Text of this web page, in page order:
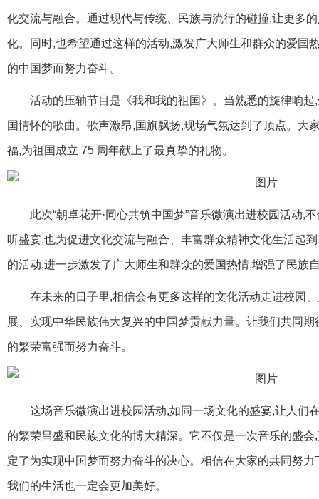
化交流与融合。通过现代与传统、民族与流行的碰撞,让更多
化。同时,也希望通过这样的活动,激发广大师生和群众的爱国
的中国梦而努力奋斗。
活动的压轴节目是《我和我的祖国》。当熟悉的旋律响
国情怀的歌曲。歌声激昂,国旗飘扬,现场气氛达到了顶点。大
福,为祖国成立 75 周年献上了最真挚的礼物。
此次“朝卓花开·同心共筑中国梦”音乐微演出进校园活动,
听盛宴,也为促进文化交流与融合、丰富群众精神文化生活起
的活动,进一步激发了广大师生和群众的爱国热情,增强了民族
在未来的日子里,相信会有更多这样的文化活动走进校园
展、实现中华民族伟大复兴的中国梦贡献力量。让我们共同
的繁荣富强而努力奋斗。
这场音乐微演出进校园活动,如同一场文化的盛宴,让人们
的繁荣昌盛和民族文化的博大精深。它不仅是一次音乐的盛
定了为实现中国梦而努力奋斗的决心。相信在大家的共同努
我们的生活也一定会更加美好。